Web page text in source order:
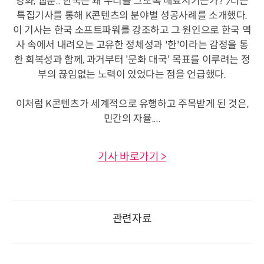
특집기사를 통해 K콘텐츠의 분야별 성공사례를 소개했다.
이 기사는 한국 소프트파워를 강조하고 그 원인으로 한국 역
사 속에서 내려오는 고유한 정체성과 '한'이라는 감정을 통
한 회복성과 함께, 과거부터 '문화 대국' 목표를 이루려는 정
부의 끊임없는 노력이 있었다는 점을 언급했다.
이처럼 K콘텐츠가 세계적으로 유행하고 주목받게 된 것은,
민간의 자율....
기사 바로가기 >
관련자료